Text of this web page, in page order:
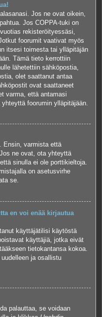
Jos ne ovat oikein,
Jos COPPA-tuki on
rekisteröityessäsi,
foorumit vaativat myös
itsesi toimesta tai ylläpitäjän
Tämä tieto kerrottiin
lähetettiin sähköpostia,
olet saattanut antaa
ovat saattaneet
varma, että antamasi
foorumin ylläpitäjään.
Ensin, varmista että
ne ovat, ota yhteyttä
sinulla ei ole porttikieltoja.
on asetusvirhe
se.
en voi enää kirjautua
käyttäjätilisi käytöstä
käyttäjiä, jotka eivät
tietokantansa kokoa.
ja osallistu
palauttaa, se voidaan